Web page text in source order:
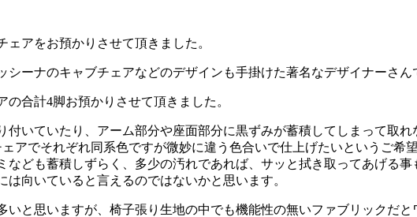
アをお預かりさせて頂きました。
ーナのキャブチェアなどのデザインも手掛けた著名なデザイナーさん
合計4脚お預かりさせて頂きました。
いていたり、アーム部分や座面部分に黒ずみが蓄積してしまって取
アでそれぞれ同系色ですが微妙に違う色合いで仕上げたいというご希
ども蓄積しずらく、多少の汚れであれば、サッと拭き取ってあげる
向いていると言えるのではないかと思います。
と思いますが、椅子張り生地の中でも機能性の無いファブリックだ